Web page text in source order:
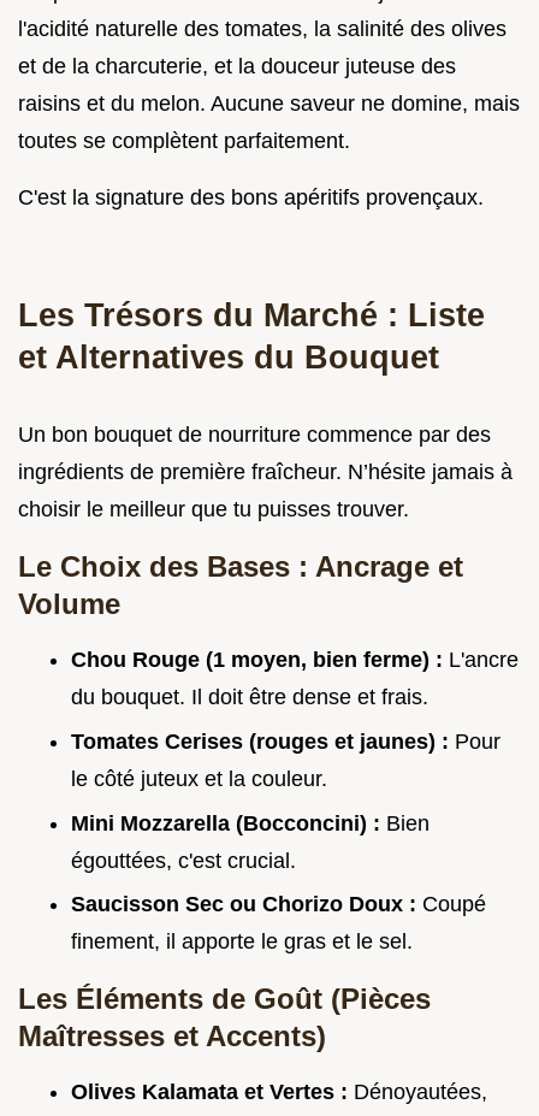
l'acidité naturelle des tomates, la salinité des olives
et de la charcuterie, et la douceur juteuse des
raisins et du melon. Aucune saveur ne domine, mais
toutes se complètent parfaitement.
C'est la signature des bons apéritifs provençaux.
Les Trésors du Marché : Liste
et Alternatives du Bouquet
Un bon bouquet de nourriture commence par des
ingrédients de première fraîcheur. N’hésite jamais à
choisir le meilleur que tu puisses trouver.
Le Choix des Bases : Ancrage et
Volume
Chou Rouge (1 moyen, bien ferme) : L'ancre
du bouquet. Il doit être dense et frais.
Tomates Cerises (rouges et jaunes) : Pour
le côté juteux et la couleur.
Mini Mozzarella (Bocconcini) : Bien
égouttées, c'est crucial.
Saucisson Sec ou Chorizo Doux : Coupé
finement, il apporte le gras et le sel.
Les Éléments de Goût (Pièces
Maîtresses et Accents)
Olives Kalamata et Vertes : Dénoyautées,